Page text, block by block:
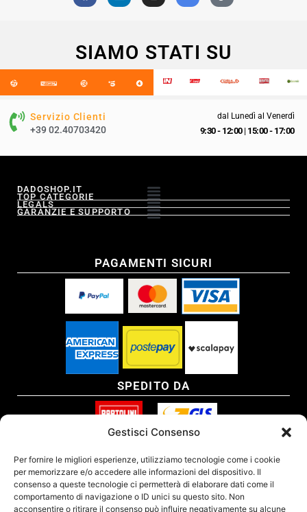
Gestisci Consenso
Per fornire le migliori esperienze, utilizziamo tecnologie come i cookie
per memorizzare e/o accedere alle informazioni del dispositivo. Il
consenso a queste tecnologie ci permetterà di elaborare dati come il
comportamento di navigazione o ID unici su questo sito. Non
acconsentire o ritirare il consenso può influire negativamente su alcune
SIAMO STATI SU
Servizio Clienti
+39 02.40703420
dal Lunedì al Venerdì
9:30 - 12:00| 15:00 - 17:00
DADOSHOP.IT
TOP CATEGORIE
LEGALS
GARANZIE E SUPPORTO
PAGAMENTI SICURI
SPEDITO DA